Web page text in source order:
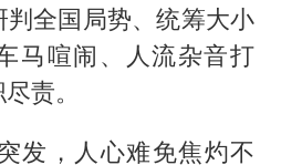
全国局势、统筹大小
马喧闹、人流杂音打
责。
发，人心难免焦灼不